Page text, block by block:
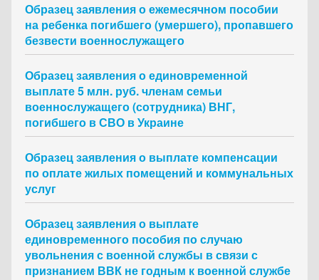
Образец заявления о ежемесячном пособии
на ребенка погибшего (умершего), пропавшего
безвести военнослужащего
Образец заявления о единовременной
выплате 5 млн. руб. членам семьи
военнослужащего (сотрудника) ВНГ,
погибшего в СВО в Украине
Образец заявления о выплате компенсации
по оплате жилых помещений и коммунальных
услуг
Образец заявления о выплате
единовременного пособия по случаю
увольнения с военной службы в связи с
признанием ВВК не годным к военной службе